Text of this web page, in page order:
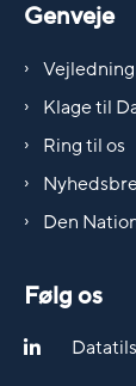
Genveje
Klage til
Ring til os
Den
Følg os